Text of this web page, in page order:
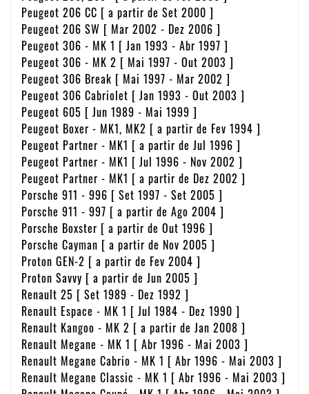
Peugeot 206 CC [ a partir de Set 2000 ]
Peugeot 206 SW [ Mar 2002 - Dez 2006 ]
Peugeot 306 - MK 1 [ Jan 1993 - Abr 1997 ]
Peugeot 306 - MK 2 [ Mai 1997 - Out 2003 ]
Peugeot 306 Break [ Mai 1997 - Mar 2002 ]
Peugeot 306 Cabriolet [ Jan 1993 - Out 2003 ]
Peugeot 605 [ Jun 1989 - Mai 1999 ]
Peugeot Boxer - MK1, MK2 [ a partir de Fev 1994 ]
Peugeot Partner - MK1 [ a partir de Jul 1996 ]
Peugeot Partner - MK1 [ Jul 1996 - Nov 2002 ]
Peugeot Partner - MK1 [ a partir de Dez 2002 ]
Porsche 911 - 996 [ Set 1997 - Set 2005 ]
Porsche 911 - 997 [ a partir de Ago 2004 ]
Porsche Boxster [ a partir de Out 1996 ]
Porsche Cayman [ a partir de Nov 2005 ]
Proton GEN-2 [ a partir de Fev 2004 ]
Proton Savvy [ a partir de Jun 2005 ]
Renault 25 [ Set 1989 - Dez 1992 ]
Renault Espace - MK 1 [ Jul 1984 - Dez 1990 ]
Renault Kangoo - MK 2 [ a partir de Jan 2008 ]
Renault Megane - MK 1 [ Abr 1996 - Mai 2003 ]
Renault Megane Cabrio - MK 1 [ Abr 1996 - Mai 2003 ]
Renault Megane Classic - MK 1 [ Abr 1996 - Mai 2003 ]